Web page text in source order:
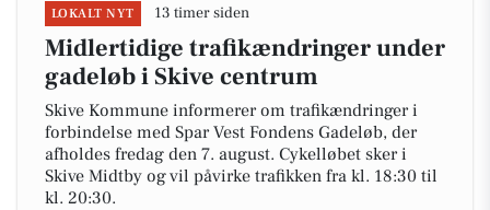
LOKALT NYT 13 timer siden
Midlertidige trafikændringer under
gadeløb i Skive centrum
Skive Kommune informerer om trafikændringer i
forbindelse med Spar Vest Fondens Gadeløb, der
afholdes fredag den 7. august. Cykelløbet sker i
Skive Midtby og vil påvirke trafikken fra kl. 18:30 til
kl. 20:30.